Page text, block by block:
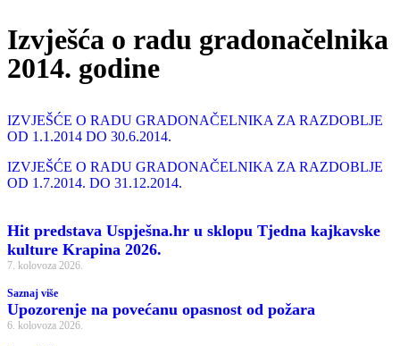
Izvješća o radu gradonačelnika
2014. godine
IZVJEŠĆE O RADU GRADONAČELNIKA ZA RAZDOBLJE
OD 1.1.2014 DO 30.6.2014.
IZVJEŠĆE O RADU GRADONAČELNIKA ZA RAZDOBLJE
OD 1.7.2014. DO 31.12.2014.
Hit predstava Uspješna.hr u sklopu Tjedna kajkavske
kulture Krapina 2026.
7. kolovoza 2026.
Saznaj više
Upozorenje na povećanu opasnost od požara
6. kolovoza 2026.